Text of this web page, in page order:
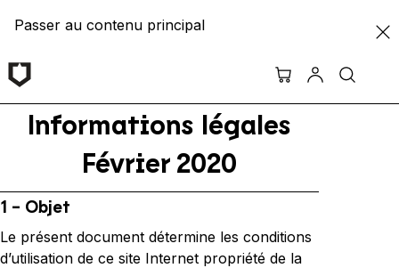
Passer au contenu principal
Informations légales
Février 2020
1 - Objet
Le présent document détermine les conditions
d’utilisation de ce site Internet propriété de la